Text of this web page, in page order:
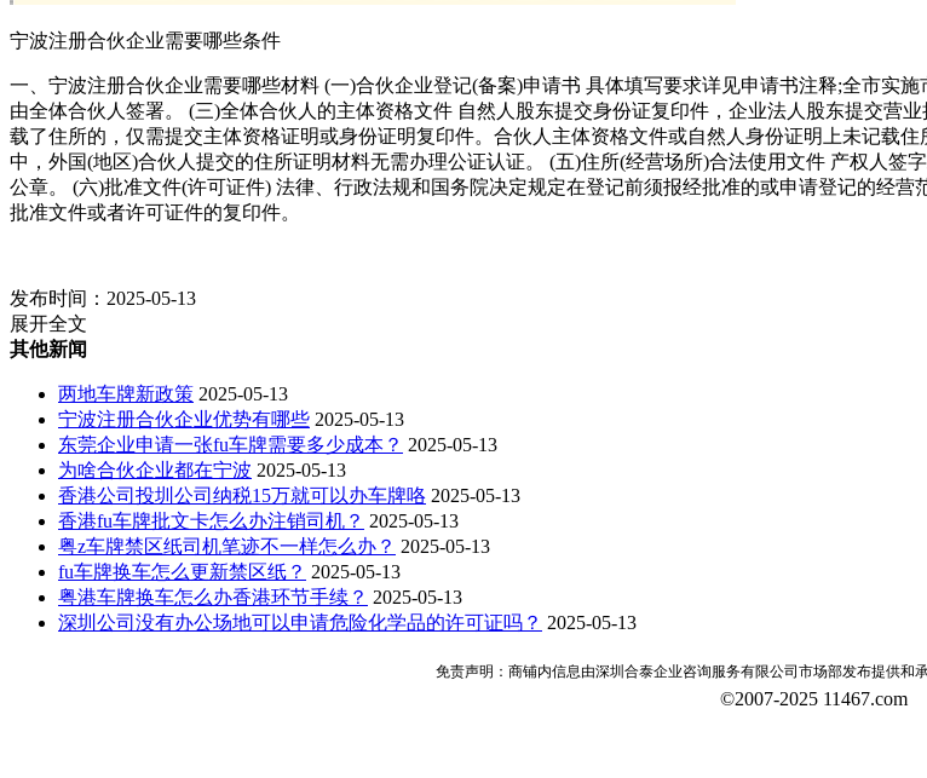
宁波注册合伙企业需要哪些条件
一、宁波注册合伙企业需要哪些材料 (一)合伙企业登记(备案)申请书 具体填写要求详见申请书注释;全市实
由全体合伙人签署。 (三)全体合伙人的主体资格文件 自然人股东提交身份证复印件，企业法人股东提交营
载了住所的，仅需提交主体资格证明或身份证明复印件。合伙人主体资格文件或自然人身份证明上未记载
中，外国(地区)合伙人提交的住所证明材料无需办理公证认证。 (五)住所(经营场所)合法使用文件 产权人
公章。 (六)批准文件(许可证件) 法律、行政法规和国务院决定规定在登记前须报经批准的或申请登记的经
批准文件或者许可证件的复印件。
发布时间：2025-05-13
展开全文
其他新闻
两地车牌新政策 2025-05-13
宁波注册合伙企业优势有哪些 2025-05-13
东莞企业申请一张fu车牌需要多少成本？ 2025-05-13
为啥合伙企业都在宁波 2025-05-13
香港公司投圳公司纳税15万就可以办车牌咯 2025-05-13
香港fu车牌批文卡怎么办注销司机？ 2025-05-13
粤z车牌禁区纸司机笔迹不一样怎么办？ 2025-05-13
fu车牌换车怎么更新禁区纸？ 2025-05-13
粤港车牌换车怎么办香港环节手续？ 2025-05-13
深圳公司没有办公场地可以申请危险化学品的许可证吗？ 2025-05-13
免责声明：商铺内信息由深圳合泰企业咨询服务有限公司市场部发布提供和
©2007-2025 11467.com